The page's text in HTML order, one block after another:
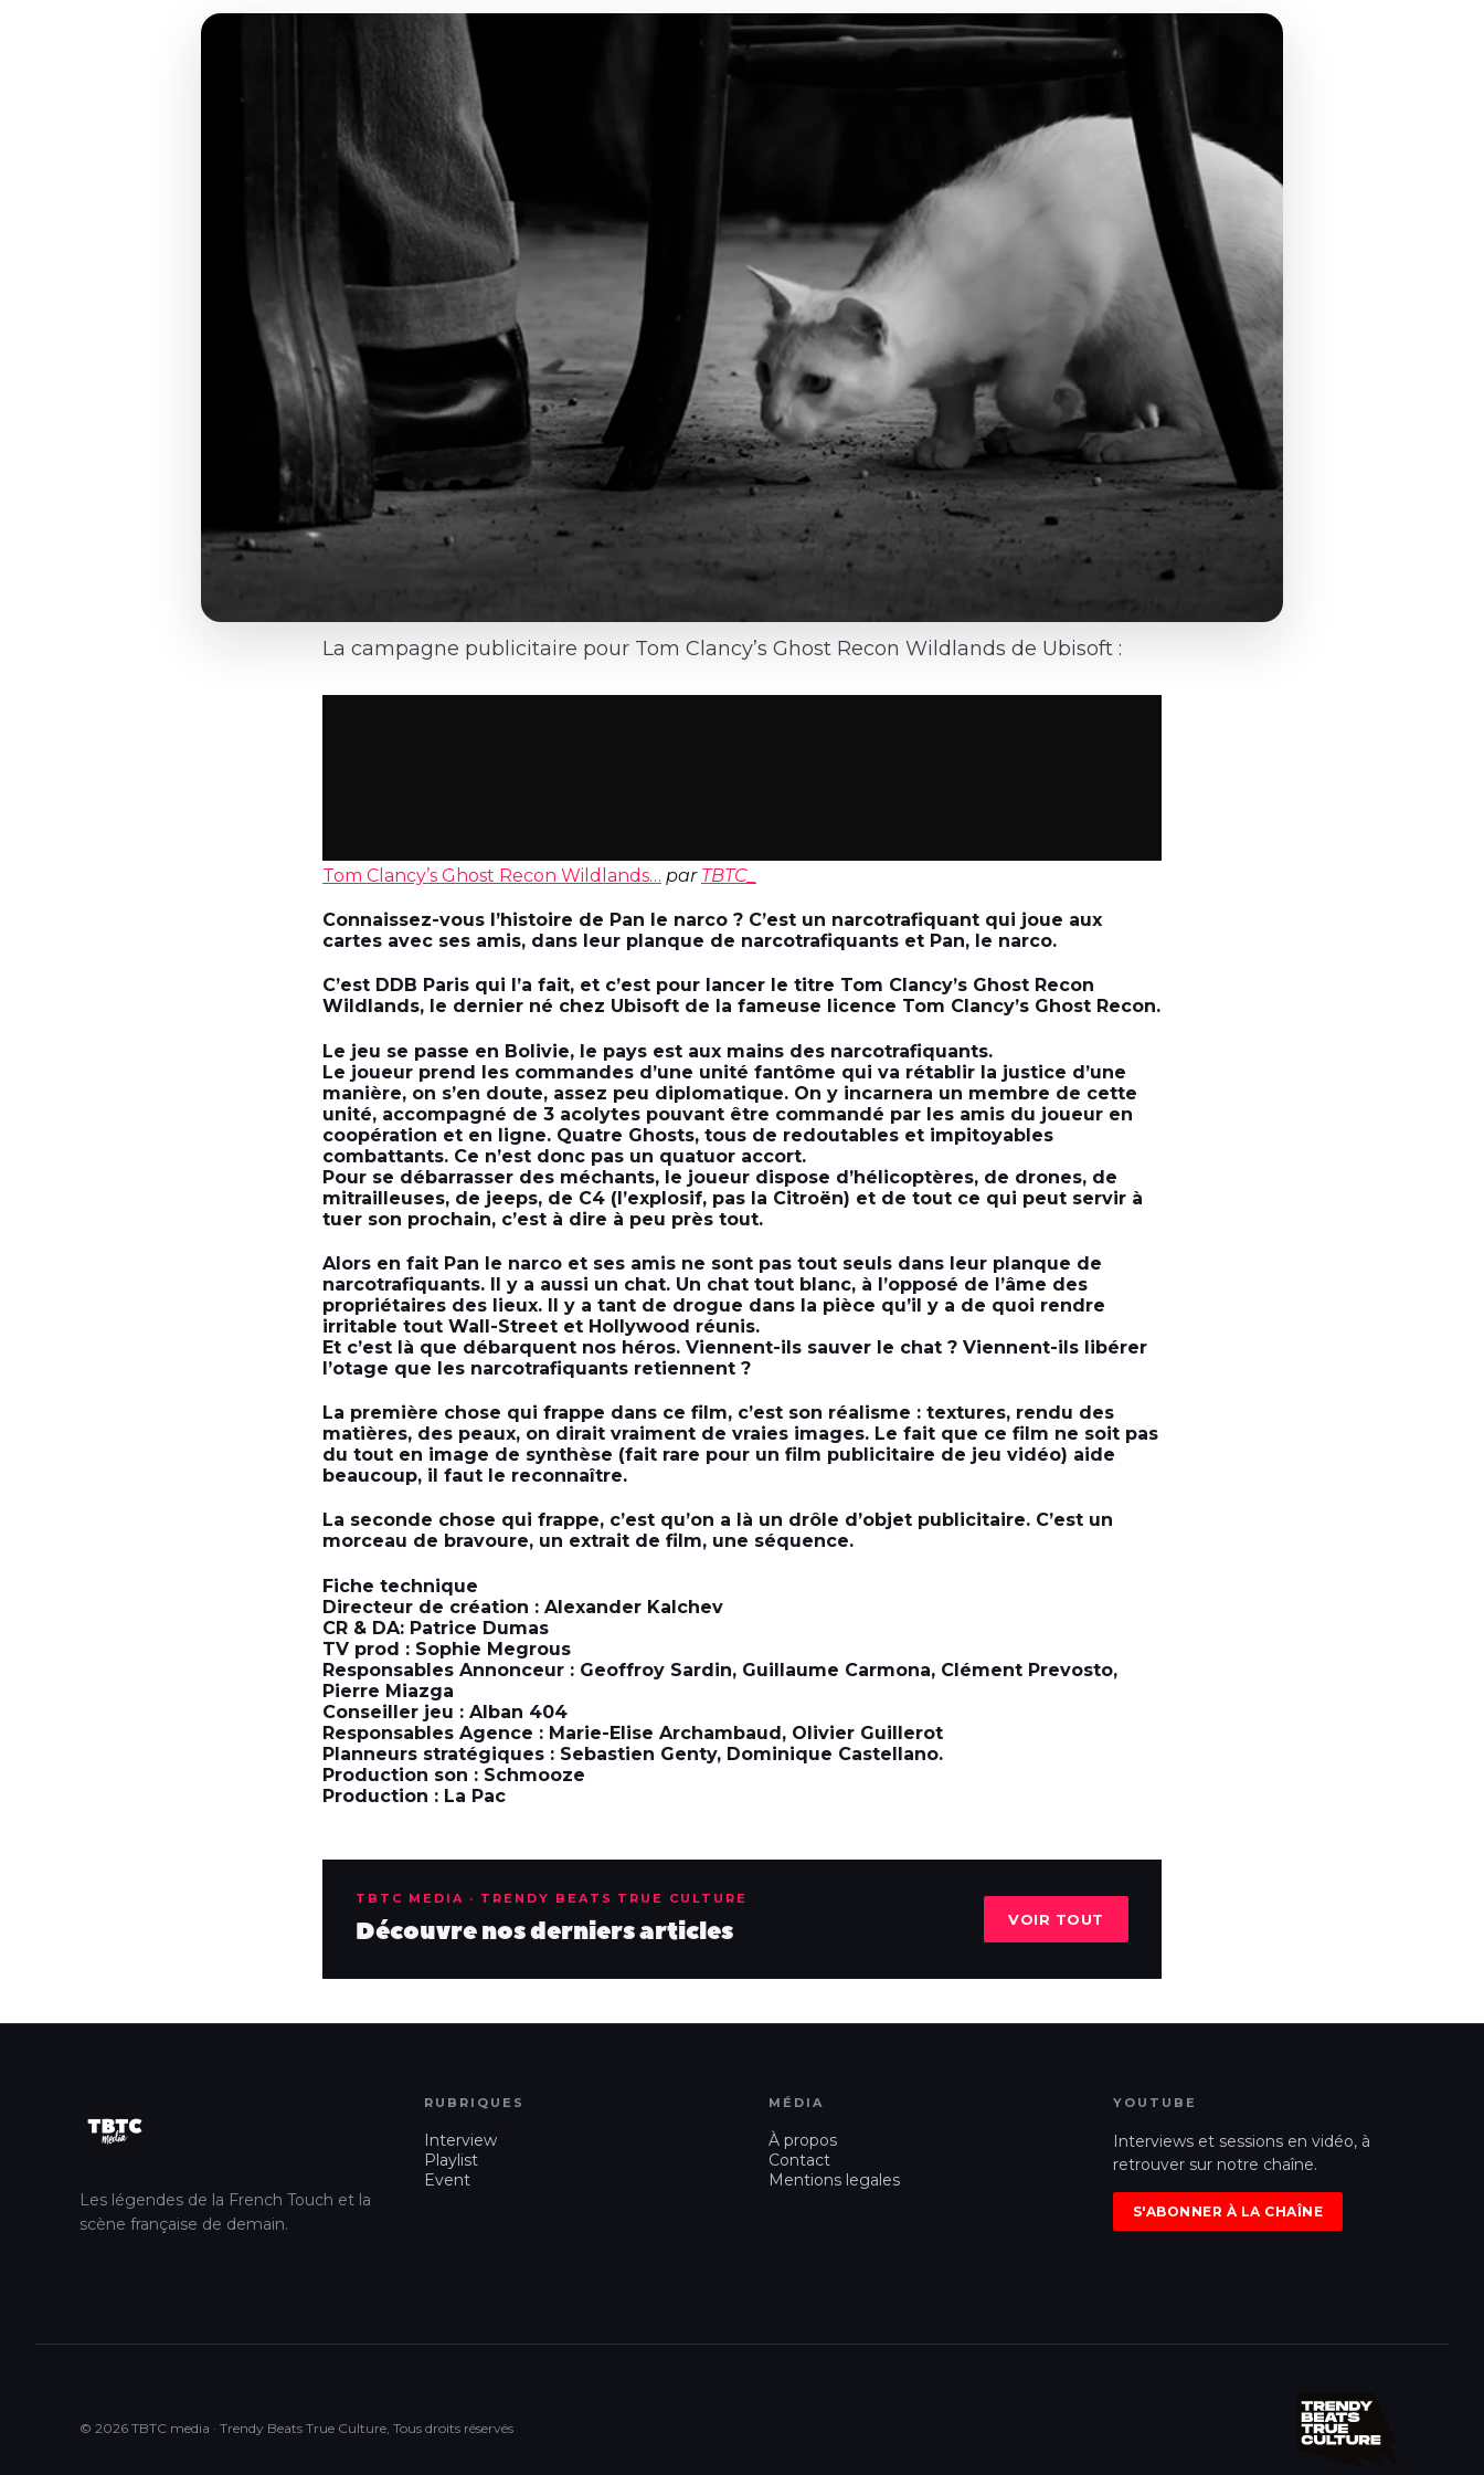
La campagne publicitaire pour Tom Clancy’s Ghost Recon Wildlands de Ubisoft :
Tom Clancy’s Ghost Recon Wildlands… par TBTC_
Connaissez-vous l’histoire de Pan le narco ? C’est un narcotrafiquant qui joue aux
cartes avec ses amis, dans leur planque de narcotrafiquants et Pan, le narco.
C’est DDB Paris qui l’a fait, et c’est pour lancer le titre Tom Clancy’s Ghost Recon
Wildlands, le dernier né chez Ubisoft de la fameuse licence Tom Clancy’s Ghost Recon.
Le jeu se passe en Bolivie, le pays est aux mains des narcotrafiquants.
Le joueur prend les commandes d’une unité fantôme qui va rétablir la justice d’une
manière, on s’en doute, assez peu diplomatique. On y incarnera un membre de cette
unité, accompagné de 3 acolytes pouvant être commandé par les amis du joueur en
coopération et en ligne. Quatre Ghosts, tous de redoutables et impitoyables
combattants. Ce n’est donc pas un quatuor accort.
Pour se débarrasser des méchants, le joueur dispose d’hélicoptères, de drones, de
mitrailleuses, de jeeps, de C4 (l’explosif, pas la Citroën) et de tout ce qui peut servir à
tuer son prochain, c’est à dire à peu près tout.
Alors en fait Pan le narco et ses amis ne sont pas tout seuls dans leur planque de
narcotrafiquants. Il y a aussi un chat. Un chat tout blanc, à l’opposé de l’âme des
propriétaires des lieux. Il y a tant de drogue dans la pièce qu’il y a de quoi rendre
irritable tout Wall-Street et Hollywood réunis.
Et c’est là que débarquent nos héros. Viennent-ils sauver le chat ? Viennent-ils libérer
l’otage que les narcotrafiquants retiennent ?
La première chose qui frappe dans ce film, c’est son réalisme : textures, rendu des
matières, des peaux, on dirait vraiment de vraies images. Le fait que ce film ne soit pas
du tout en image de synthèse (fait rare pour un film publicitaire de jeu vidéo) aide
beaucoup, il faut le reconnaître.
La seconde chose qui frappe, c’est qu’on a là un drôle d’objet publicitaire. C’est un
morceau de bravoure, un extrait de film, une séquence.
Fiche technique
Directeur de création : Alexander Kalchev
CR & DA: Patrice Dumas
TV prod : Sophie Megrous
Responsables Annonceur : Geoffroy Sardin, Guillaume Carmona, Clément Prevosto,
Pierre Miazga
Conseiller jeu : Alban 404
Responsables Agence : Marie-Elise Archambaud, Olivier Guillerot
Planneurs stratégiques : Sebastien Genty, Dominique Castellano.
Production son : Schmooze
Production : La Pac
TBTC MEDIA · TRENDY BEATS TRUE CULTURE
Découvre nos derniers articles VOIR TOUT
Les légendes de la French Touch et la
scène française de demain.
RUBRIQUES
Interview
Playlist
Event
MÉDIA
À propos
Contact
Mentions legales
YOUTUBE
Interviews et sessions en vidéo, à
retrouver sur notre chaîne.
S'ABONNER À LA CHAÎNE
© 2026 TBTC media · Trendy Beats True Culture, Tous droits réservés